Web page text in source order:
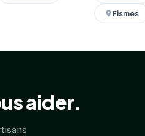
Fismes
aider.